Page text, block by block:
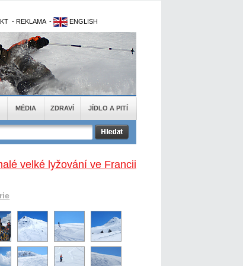
- REKLAMA - ENGLISH
MÉDIA ZDRAVÍ JÍDLO A PITÍ
velké lyžování ve Francii